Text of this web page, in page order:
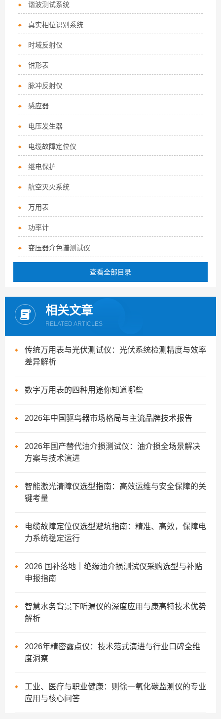
谐波测试系统
真实相位识别系统
时域反射仪
钳形表
脉冲反射仪
感应器
电压发生器
电缆故障定位仪
继电保护
航空灭火系统
万用表
功率计
变压器介色谱测试仪
查看全部目录
相关文章
RELATED ARTICLES
传统万用表与光伏测试仪：光伏系统检测精度与效率
差异解析
数字万用表的四种用途你知道哪些
2026年中国驱鸟器市场格局与主流品牌技术报告
2026年国产替代油介损测试仪：油介损全场景解决
方案与技术演进
智能激光清障仪选型指南：高效运维与安全保障的关
键考量
电缆故障定位仪选型避坑指南：精准、高效，保障电
力系统稳定运行
2026 国补落地｜绝缘油介损测试仪采购选型与补贴
申报指南
智慧水务背景下听漏仪的深度应用与康高特技术优势
解析
2026年精密露点仪：技术范式演进与行业口碑全维
度洞察
工业、医疗与职业健康：则徐一氧化碳监测仪的专业
应用与核心问答